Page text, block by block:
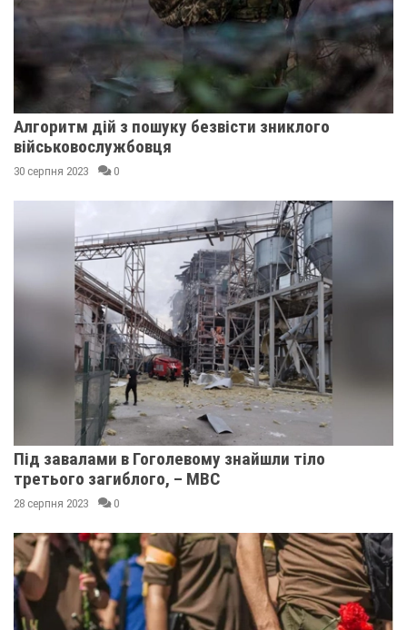
Алгоритм дій з пошуку безвісти зниклого
військовослужбовця
30 серпня 2023 0
Під завалами в Гоголевому знайшли тіло
третього загиблого, – МВС
28 серпня 2023 0